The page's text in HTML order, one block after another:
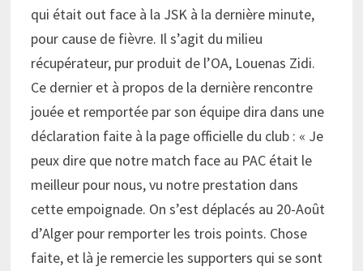
qui était out face à la JSK à la dernière minute,
pour cause de fièvre. Il s’agit du milieu
récupérateur, pur produit de l’OA, Louenas Zidi.
Ce dernier et à propos de la dernière rencontre
jouée et remportée par son équipe dira dans une
déclaration faite à la page officielle du club : « Je
peux dire que notre match face au PAC était le
meilleur pour nous, vu notre prestation dans
cette empoignade. On s’est déplacés au 20-Août
d’Alger pour remporter les trois points. Chose
faite, et là je remercie les supporters qui se sont